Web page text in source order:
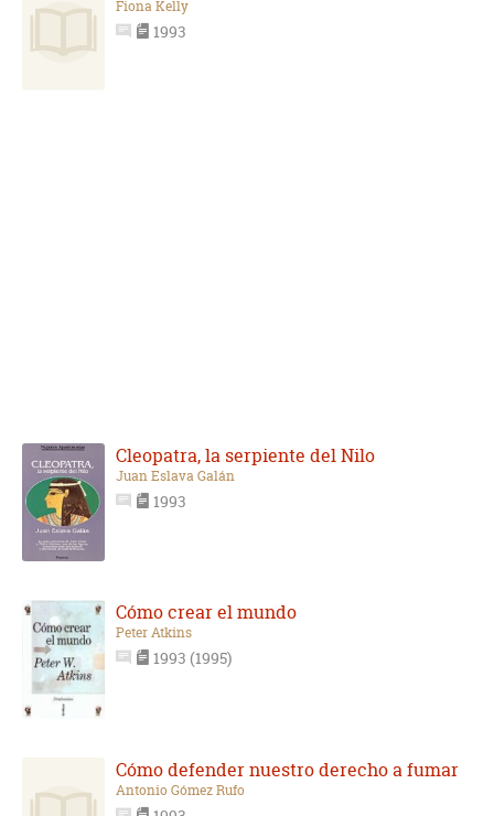
Fiona Kelly
1993
Cleopatra, la serpiente del Nilo
Juan Eslava Galán
1993
Cómo crear el mundo
Peter Atkins
1993 (1995)
Cómo defender nuestro derecho a fumar
Antonio Gómez Rufo